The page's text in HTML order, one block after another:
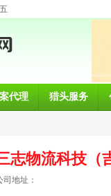
代理 猎头服务
志物流科技（
司地址：